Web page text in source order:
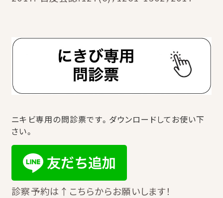
ニキビ専用の問診票です。ダウンロードしてお使い下
さい。
診察予約は↑こちらからお願いします！